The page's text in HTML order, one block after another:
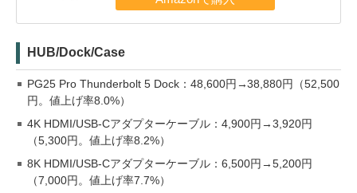
HUB/Dock/Case
PG25 Pro Thunderbolt 5 Dock：48,600円→38,880円（52,500
円。値上げ率8.0%）
4K HDMI/USB-Cアダプターケーブル：4,900円→3,920円
（5,300円。値上げ率8.2%）
8K HDMI/USB-Cアダプターケーブル：6,500円→5,200円
（7,000円。値上げ率7.7%）